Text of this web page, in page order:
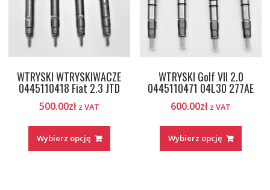
WTRYSKI WTRYSKIWACZE
0445110418 Fiat 2.3 JTD
500.00zł z VAT
Wybierz opcję
WTRYSKI Golf VII 2.0
0445110471 04L30 277AE
600.00zł z VAT
Wybierz opcję